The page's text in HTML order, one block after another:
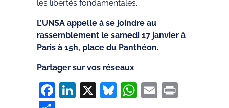
les libertés fondamentales.
L’UNSA appelle à se joindre au
rassemblement le samedi 17 janvier à
Paris à 15h, place du Panthéon.
Partager sur vos réseaux
Facebook
LinkedIn
X Bluesky
WhatsApp
Email